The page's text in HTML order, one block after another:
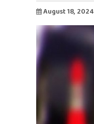
August 18, 2024